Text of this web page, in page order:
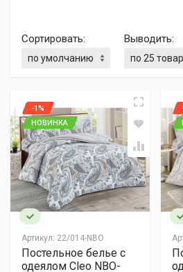
Сортировать: Выводить:
Артикул: 22/014-NBO
-1%
НОВИНКА
Постельное белье с
одеялом Cleo NBO-